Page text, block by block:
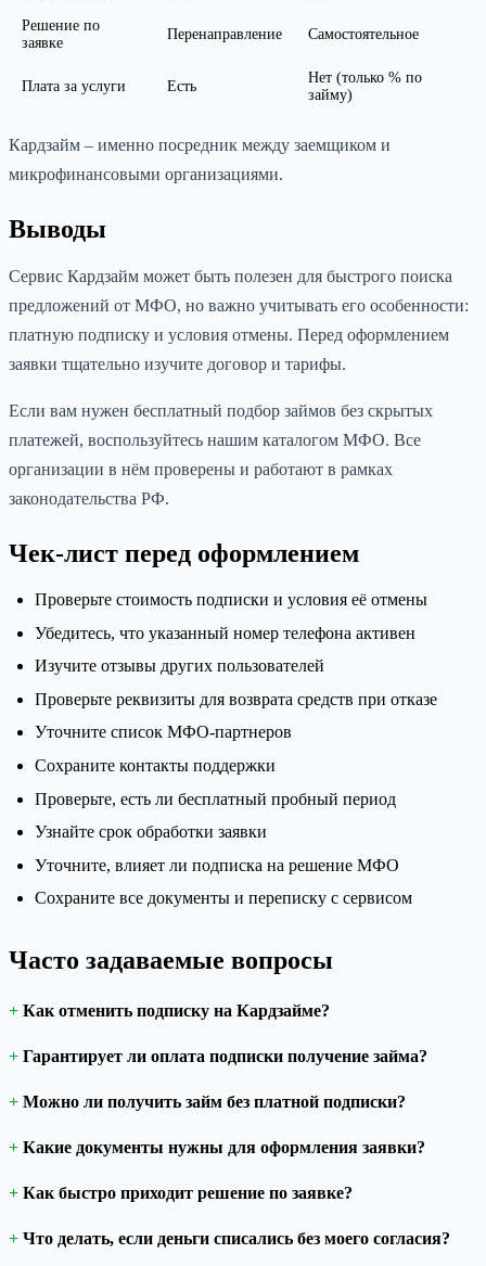
Решение по
заявке
Перенаправление Самостоятельное
Плата за услуги Есть
Нет (только % по
займу)
Кардзайм – именно посредник между заемщиком и
микрофинансовыми организациями.
Выводы
Сервис Кардзайм может быть полезен для быстрого поиска
предложений от МФО, но важно учитывать его особенности:
платную подписку и условия отмены. Перед оформлением
заявки тщательно изучите договор и тарифы.
Если вам нужен бесплатный подбор займов без скрытых
платежей, воспользуйтесь нашим каталогом МФО. Все
организации в нём проверены и работают в рамках
законодательства РФ.
Чек-лист перед оформлением
Проверьте стоимость подписки и условия её отмены
Убедитесь, что указанный номер телефона активен
Изучите отзывы других пользователей
Проверьте реквизиты для возврата средств при отказе
Уточните список МФО-партнеров
Сохраните контакты поддержки
Проверьте, есть ли бесплатный пробный период
Узнайте срок обработки заявки
Уточните, влияет ли подписка на решение МФО
Сохраните все документы и переписку с сервисом
Часто задаваемые вопросы
Как отменить подписку на Кардзайме?
Гарантирует ли оплата подписки получение займа?
Можно ли получить займ без платной подписки?
Какие документы нужны для оформления заявки?
Как быстро приходит решение по заявке?
Что делать, если деньги списались без моего согласия?